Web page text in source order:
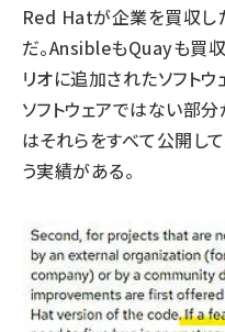
Red Hatが企業を買収し
だ。AnsibleもQuayも買
リオに追加されたソフト
ソフトウェアではない部
はそれらをすべて公開し
う実績がある。